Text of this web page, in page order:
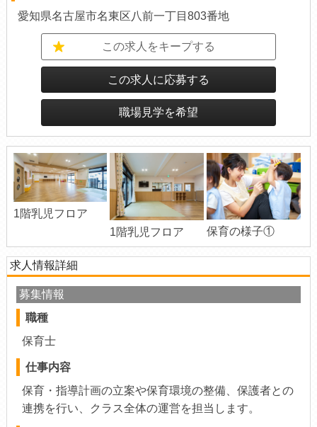
愛知県名古屋市名東区八前一丁目803番地
この求人をキープする
この求人に応募する
職場見学を希望
1階乳児フロア
1階乳児フロア
保育の様子①
求人情報詳細
募集情報
職種
保育士
仕事内容
保育・指導計画の立案や保育環境の整備、保護者との
連携を行い、クラス全体の運営を担当します。